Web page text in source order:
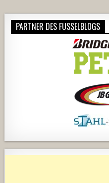
PARTNER DES FUSSELBLOGS